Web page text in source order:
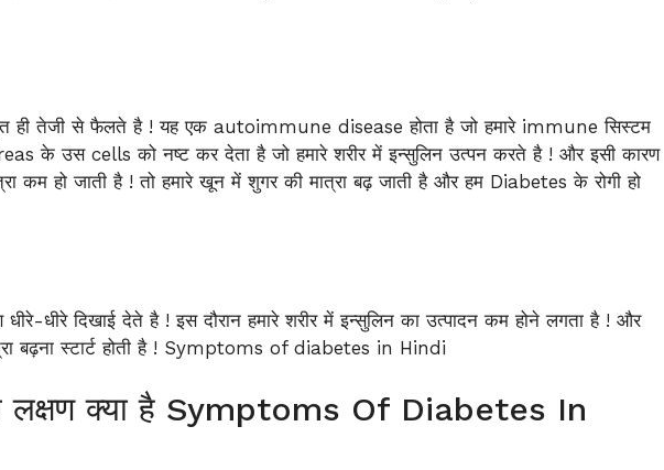
ही तेजी से फैलते है ! यह एक autoimmune disease होता है जो हमारे immune सिस्टम
के उस cells को नष्ट कर देता है जो हमारे शरीर में इन्सुलिन उत्पन करते है ! और इसी कारण
कम हो जाती है ! तो हमारे खून में शुगर की मात्रा बढ़ जाती है और हम Diabetes के रोगी हो
धीरे दिखाई देते है ! इस दौरान हमारे शरीर में इन्सुलिन का उत्पादन कम होने लगता है ! और
बढ़ना स्टार्ट होती है ! Symptoms of diabetes in Hindi
लक्षण क्या है Symptoms Of Diabetes In